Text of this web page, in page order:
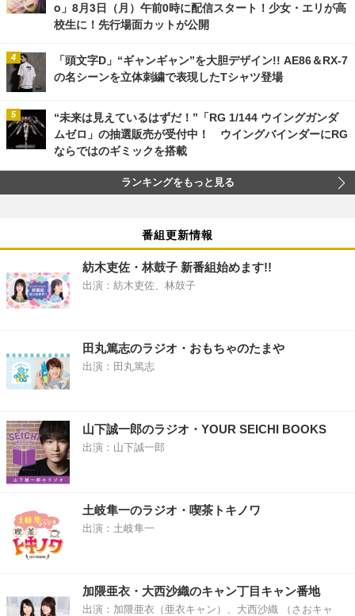
o」8月3日（月）午前0時に配信スタート！少女・エリが高
校生に！先行場面カットが公開
「頭文字D」“ギャンギャン”を大胆デザイン!! AE86＆RX-7
の名シーンを立体刺繍で表現したTシャツ登場
“未来は見えているはずだ！”「RG 1/144 ウイングガンダ
ムゼロ」の抽選販売が受付中！ ウイングバインダーにRG
ならではのギミックを搭載
ランキングをもっと見る
番組更新情報
紡木吏佐・林鼓子 新番組始めます!!
出演：紡木吏佐、林鼓子
田丸篤志のラジオ・おもちゃのたまや
出演：田丸篤志
山下誠一郎のラジオ・YOUR SEICHI BOOKS
出演：山下誠一郎
土岐隼一のラジオ・喫茶トキノワ
出演：土岐隼一
加隈亜衣・大西沙織のキャン丁目キャン番地
出演：加隈亜衣（亜衣キャン）、大西沙織 （さおキャ